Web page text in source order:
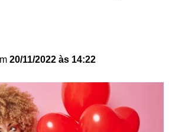
20/11/2022 às 14:22